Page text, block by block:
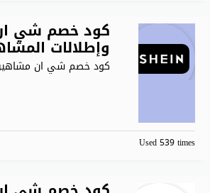
وإطلالات
كود خصم شي ان مشاهير
Used 539 times